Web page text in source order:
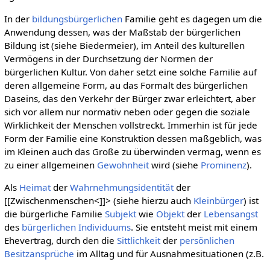
In der bildungsbürgerlichenFamilie geht es dagegen um die
Anwendung dessen, was der Maßstab der bürgerlichen
Bildung ist (siehe Biedermeier), im Anteil des kulturellen
Vermögens in der Durchsetzung der Normen der
bürgerlichen Kultur. Von daher setzt eine solche Familie auf
deren allgemeine Form, au das Formalt des bürgerlichen
Daseins, das den Verkehr der Bürger zwar erleichtert, aber
sich vor allem nur normativ neben oder gegen die soziale
Wirklichkeit der Menschen vollstreckt. Immerhin ist für jede
Form der Familie eine Konstruktion dessen maßgeblich, was
im Kleinen auch das Große zu überwinden vermag, wenn es
zu einer allgemeinen Gewohnheitwird (siehe Prominenz).
Als Heimatder Wahrnehmungsidentitätder
[[Zwischenmenschen<]]> (siehe hierzu auch Kleinbürger) ist
die bürgerliche Familie Subjektwie Objektder Lebensangst
des bürgerlichen Individuums. Sie entsteht meist mit einem
Ehevertrag, durch den die Sittlichkeitder persönlichen
Besitzansprüche im Alltag und für Ausnahmesituationen (z.B.